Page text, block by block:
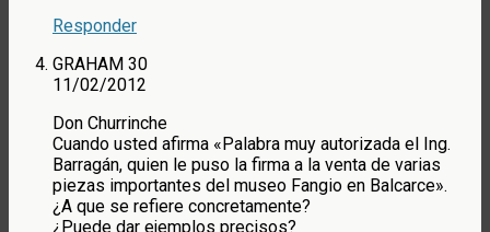
Responder
GRAHAM 30
11/02/2012
Don Churrinche
Cuando usted afirma «Palabra muy autorizada el Ing.
Barragán, quien le puso la firma a la venta de varias
piezas importantes del museo Fangio en Balcarce».
¿A que se refiere concretamente?
¿Puede dar ejemplos precisos?